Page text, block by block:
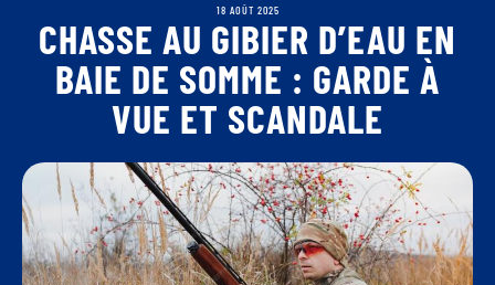
18 AOÛT 2025
CHASSE AU GIBIER D’EAU EN
BAIE DE SOMME : GARDE À
VUE ET SCANDALE